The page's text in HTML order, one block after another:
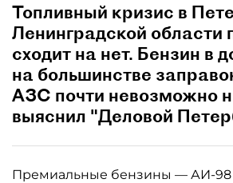
Топливный кризис в
Ленинградской области
сходит на нет. Бензин в
на большинстве
АЗС почти невозможно
выяснил "Деловой
Премиальные бензины — АИ-